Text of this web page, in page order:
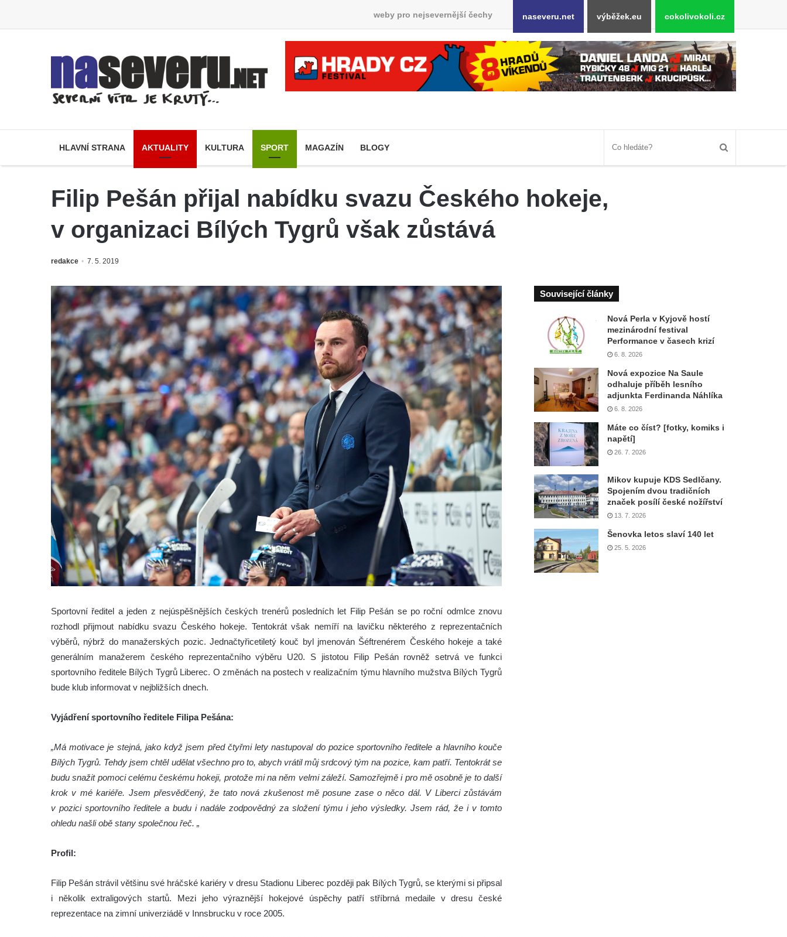
weby pro nejsevernější čechy naseveru.net výběžek.eu cokolivokoli.cz
HLAVNÍ STRANA AKTUALITY KULTURA SPORT MAGAZÍN BLOGY
Filip Pešán přijal nabídku svazu Českého hokeje,
v organizaci Bílých Tygrů však zůstává
redakce 7. 5. 2019
Sportovní ředitel a jeden z nejúspěšnějších českých trenérů posledních let Filip Pešán se po roční odmlce znovu
rozhodl přijmout nabídku svazu Českého hokeje. Tentokrát však nemíří na lavičku některého z reprezentačních
výběrů, nýbrž do manažerských pozic. Jednačtyřicetiletý kouč byl jmenován Šéftrenérem Českého hokeje a také
generálním manažerem českého reprezentačního výběru U20. S jistotou Filip Pešán rovněž setrvá ve funkci
sportovního ředitele Bílých Tygrů Liberec. O změnách na postech v realizačním týmu hlavního mužstva Bílých Tygrů
bude klub informovat v nejbližších dnech.
Vyjádření sportovního ředitele Filipa Pešána:
„Má motivace je stejná, jako když jsem před čtyřmi lety nastupoval do pozice sportovního ředitele a hlavního kouče
Bílých Tygrů. Tehdy jsem chtěl udělat všechno pro to, abych vrátil můj srdcový tým na pozice, kam patří. Tentokrát se
budu snažit pomoci celému českému hokeji, protože mi na něm velmi záleží. Samozřejmě i pro mě osobně je to další
krok v mé kariéře. Jsem přesvědčený, že tato nová zkušenost mě posune zase o něco dál. V Liberci zůstávám
v pozici sportovního ředitele a budu i nadále zodpovědný za složení týmu i jeho výsledky. Jsem rád, že i v tomto
ohledu našli obě stany společnou řeč. „
Profil:
Filip Pešán strávil většinu své hráčské kariéry v dresu Stadionu Liberec později pak Bílých Tygrů, se kterými si připsal
i několik extraligových startů. Mezi jeho výraznější hokejové úspěchy patří stříbrná medaile v dresu české
reprezentace na zimní univerziádě v Innsbrucku v roce 2005.
Související články
Nová Perla v Kyjově hostí
mezinárodní festival
Performance v časech krizí
6. 8. 2026
Nová expozice Na Saule
odhaluje příběh lesního
adjunkta Ferdinanda Náhlíka
6. 8. 2026
Máte co číst? [fotky, komiks i
napětí]
26. 7. 2026
Mikov kupuje KDS Sedlčany.
Spojením dvou tradičních
značek posílí české nožířství
13. 7. 2026
Šenovka letos slaví 140 let
25. 5. 2026